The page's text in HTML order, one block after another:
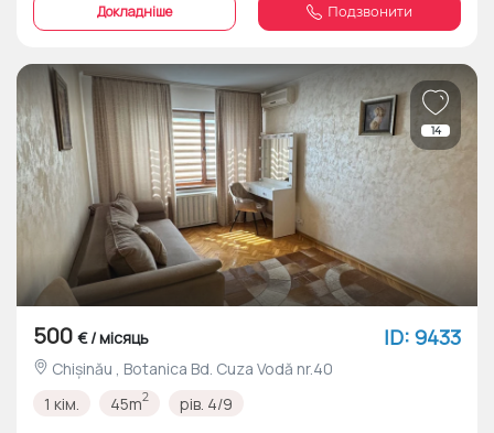
Докладніше Подзвонити
14
500 € / місяць ID: 9433
Chișinău , Botanica Bd. Cuza Vodă nr.40
1 кім.
45m2 рів. 4/9